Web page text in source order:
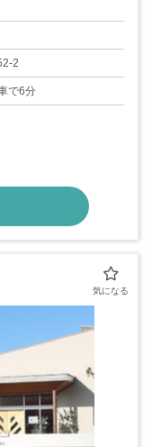
日）
2
で6分